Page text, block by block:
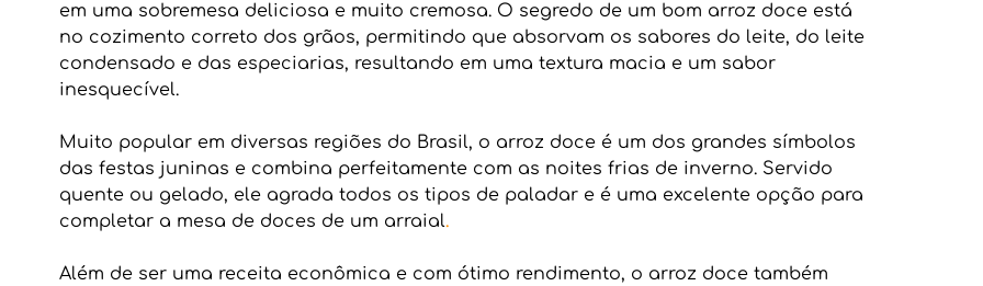
em uma sobremesa deliciosa e muito cremosa. O segredo de um bom arroz doce está
no cozimento correto dos grãos, permitindo que absorvam os sabores do leite, do leite
condensado e das especiarias, resultando em uma textura macia e um sabor
inesquecível.
Muito popular em diversas regiões do Brasil, o arroz doce é um dos grandes símbolos
das festas juninas e combina perfeitamente com as noites frias de inverno. Servido
quente ou gelado, ele agrada todos os tipos de paladar e é uma excelente opção para
completar a mesa de doces de um arraial.
Além de ser uma receita econômica e com ótimo rendimento, o arroz doce também